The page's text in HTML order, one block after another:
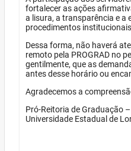
fortalecer as ações
a lisura, a transparência e a
procedimentos
Dessa forma, não haverá
remoto pela PROGRAD no
gentilmente, que as
antes desse horário ou
Agradecemos a
Pró-Reitoria de Graduação –
Universidade Estadual de